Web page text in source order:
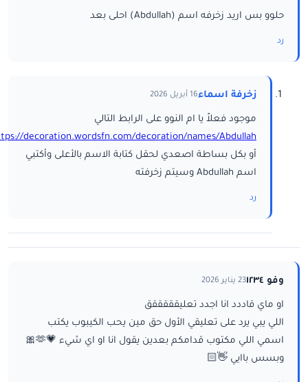
حلوو بس اريد زخرفه اسم (Abdullah) احلى بعد
رد
زخرفة اسماء16 أبريل 2026
موجود فعلاً يا ام النوو على الرابط التالي
decoration.wordsfn.com/decoration/names/Abdullah/
أو بكل بساطة اصعدي لحقل كتابة الاسم بالأعلى وأكتبي
اسم Abdullah وسيتم زخرفته
رد
وفو ١٢٣٤ 23 يناير 2026
او ماي قاددد انا اجدد تعليقققققق
اللي يبي يرد على تعليقي الأول حق مين يحب الكيبوب يكتب
اسمي اللي مكتوب قدامكم بعدين يقول انا او اي شيء 💗🫶🎀
وبسس باايي 👋🏻